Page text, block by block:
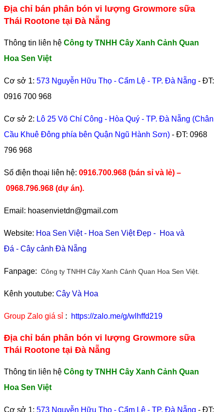
Địa chỉ bán phân bón vi lượng Growmore sữa
Thái Rootone tại Đà Nẵng
Thông tin liên hệ Công ty TNHH Cây Xanh Cảnh Quan
Hoa Sen Việt
Cơ sở 1: 573 Nguyễn Hữu Thọ - Cẩm Lệ - TP. Đà Nẵng - ĐT:
0916 700 968
Cơ sở 2: Lô 25 Võ Chí Công - Hòa Quý - TP. Đà Nẵng (Chân
Cầu Khuê Đông phía bên Quận Ngũ Hành Sơn) - ĐT: 0968
796 968
​Số điện thoại liên hệ: 0916.700.968 (bán sỉ và lẻ) –
0968.796.968 (dự án).
Email: hoasenvietdn@gmail.com
Website: Hoa Sen Việt- Hoa Sen Việt Đẹp - Hoa và
Đá - Cây cảnh Đà Nẵng
Fanpage: Công ty TNHH Cây Xanh Cảnh Quan Hoa Sen Việt.
Kênh youtube: Cây Và Hoa
Group Zalo giá sỉ : https://zalo.me/g/wlhffd219
Địa chỉ bán phân bón vi lượng Growmore sữa
Thái Rootone tại Đà Nẵng
Thông tin liên hệ Công ty TNHH Cây Xanh Cảnh Quan
Hoa Sen Việt
Cơ sở 1: 573 Nguyễn Hữu Thọ - Cẩm Lệ - TP. Đà Nẵng - ĐT: